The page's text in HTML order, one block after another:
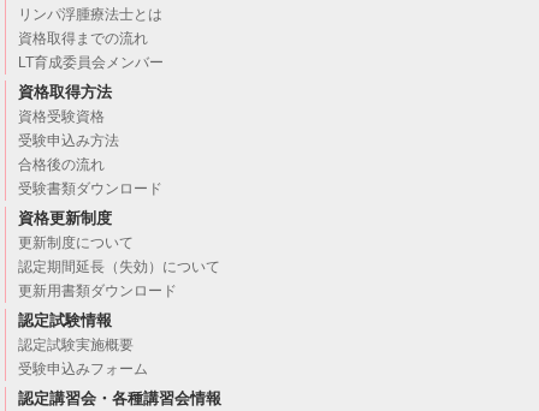
リンパ浮腫療法士とは
資格取得までの流れ
LT育成委員会メンバー
資格取得方法
資格受験資格
受験申込み方法
合格後の流れ
受験書類ダウンロード
資格更新制度
更新制度について
認定期間延長（失効）について
更新用書類ダウンロード
認定試験情報
認定試験実施概要
受験申込みフォーム
認定講習会・各種講習会情報